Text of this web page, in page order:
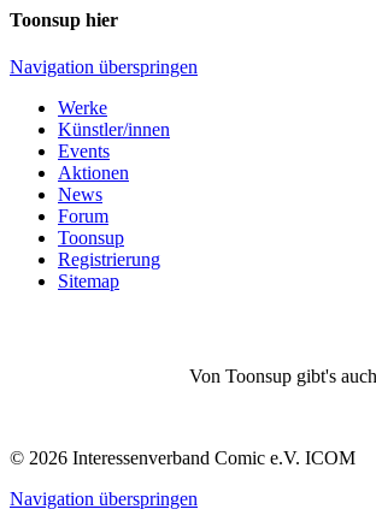
Toonsup hier
Navigation überspringen
Werke
Künstler/innen
Events
Aktionen
News
Forum
Toonsup
Registrierung
Sitemap
Von Toonsup gibt's
© 2026 Interessenverband Comic e.V. ICOM
Navigation überspringen